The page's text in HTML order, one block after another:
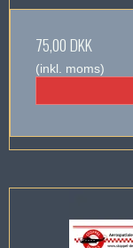
75,00 DKK
(inkl. moms)